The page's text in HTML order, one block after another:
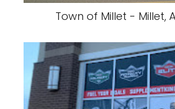
Town of Millet - Millet,